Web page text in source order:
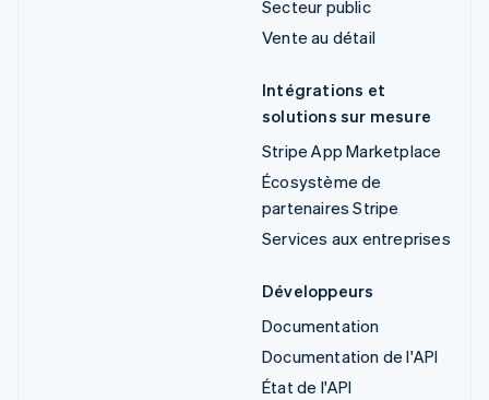
Secteur public
Vente au détail
Intégrations et
solutions sur mesure
Stripe App Marketplace
Écosystème de
partenaires Stripe
Services aux entreprises
Développeurs
Documentation
Documentation de l'API
État de l'API